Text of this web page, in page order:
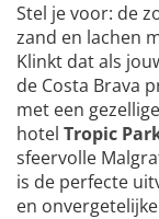
Stel je voor: de
zand en lachen
Klinkt dat als
de Costa Brava
met een
hotel Tropic
sfeervolle
is de perfecte
en